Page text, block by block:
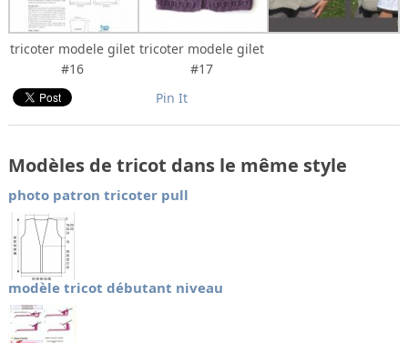
tricoter modele gilet
#16
tricoter modele gilet
#17
Pin It
Modèles de tricot dans le même style
photo patron tricoter pull
modèle tricot débutant niveau